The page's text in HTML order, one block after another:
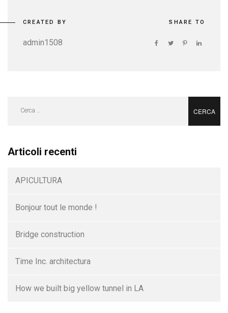
CREATED BY
admin1508
SHARE TO
Articoli recenti
APICULTURA
Bonjour tout le monde !
Bridge construction
Time Inc. architectura
How we built big yellow tunnel in LA